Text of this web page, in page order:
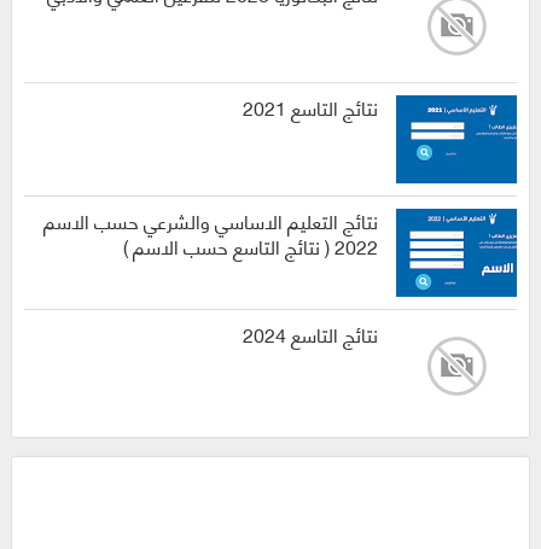
نتائج التاسع 2021
نتائج التعليم الاساسي والشرعي حسب الاسم
2022 ( نتائج التاسع حسب الاسم )
نتائج التاسع 2024